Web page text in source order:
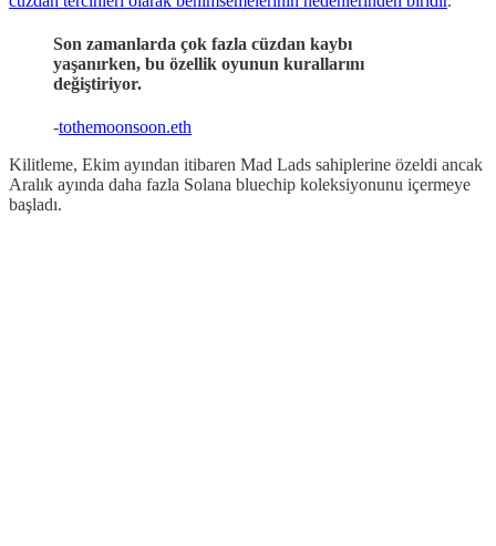
Son zamanlarda çok fazla cüzdan kaybı
yaşanırken, bu özellik oyunun kurallarını
değiştiriyor.
-tothemoonsoon.eth
Kilitleme, Ekim ayından itibaren Mad Lads sahiplerine özeldi ancak
Aralık ayında daha fazla Solana bluechip koleksiyonunu içermeye
başladı.